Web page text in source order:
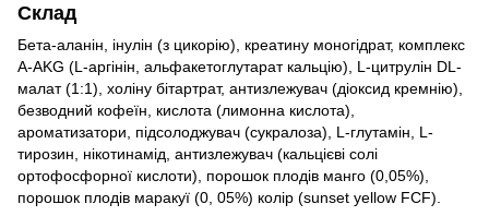
Склад
Бета-аланін, інулін (з цикорію), креатину моногідрат, комплекс
A-AKG (L-аргінін, альфакетоглутарат кальцію), L-цитрулін DL-
малат (1:1), холіну бітартрат, антизлежувач (діоксид кремнію),
безводний кофеїн, кислота (лимонна кислота),
ароматизатори, підсолоджувач (сукралоза), L-глутамін, L-
тирозин, нікотинамід, антизлежувач (кальцієві солі
ортофосфорної кислоти), порошок плодів манго (0,05%),
порошок плодів маракуї (0, 05%) колір (sunset yellow FCF).